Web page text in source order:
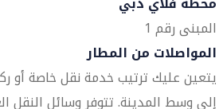
المبنى رقم 1
المواصلات من المطار
يتعين عليك ترتيب خدمة نقل خاصة أو
إلى وسط المدينة. تتوفر وسائل النقل